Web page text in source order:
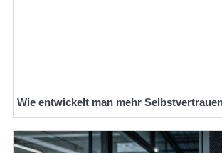
Wie entwickelt man mehr